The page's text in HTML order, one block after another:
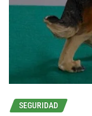
SEGURIDAD